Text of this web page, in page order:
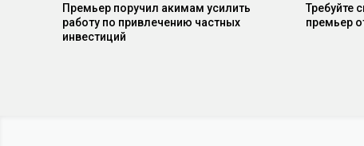
Премьер поручил акимам усилить
работу по привлечению частных
инвестиций
Требуйте
премьер